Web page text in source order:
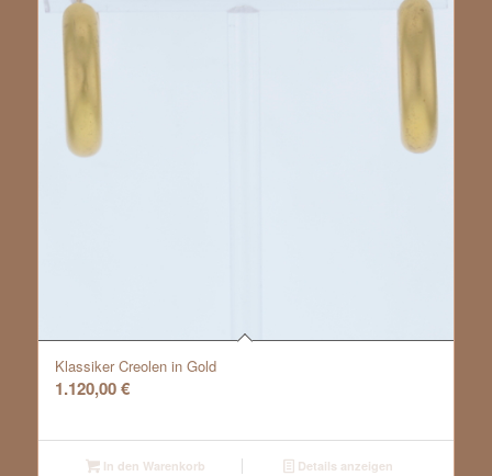
Klassiker Creolen in Gold
1.120,00€
In den Warenkorb Details anzeigen